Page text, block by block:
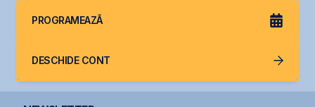
PROGRAMEAZĂ
DESCHIDE CONT